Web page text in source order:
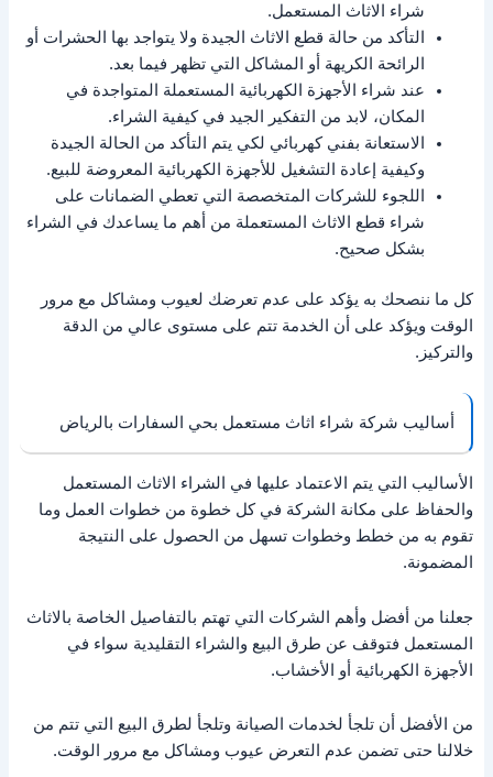
شراء الاثاث المستعمل.
التأكد من حالة قطع الاثاث الجيدة ولا يتواجد بها الحشرات أو
الرائحة الكريهة أو المشاكل التي تظهر فيما بعد.
عند شراء الأجهزة الكهربائية المستعملة المتواجدة في
المكان، لابد من التفكير الجيد في كيفية الشراء.
الاستعانة بفني كهربائي لكي يتم التأكد من الحالة الجيدة
وكيفية إعادة التشغيل للأجهزة الكهربائية المعروضة للبيع.
اللجوء للشركات المتخصصة التي تعطي الضمانات على
شراء قطع الاثاث المستعملة من أهم ما يساعدك في الشراء
بشكل صحيح.
كل ما ننصحك به يؤكد على عدم تعرضك لعيوب ومشاكل مع مرور
الوقت ويؤكد على أن الخدمة تتم على مستوى عالي من الدقة
والتركيز.
أساليب شركة شراء اثاث مستعمل بحي السفارات بالرياض
الأساليب التي يتم الاعتماد عليها في الشراء الاثاث المستعمل
والحفاظ على مكانة الشركة في كل خطوة من خطوات العمل وما
تقوم به من خطط وخطوات تسهل من الحصول على النتيجة
المضمونة.
جعلنا من أفضل وأهم الشركات التي تهتم بالتفاصيل الخاصة بالاثاث
المستعمل فتوقف عن طرق البيع والشراء التقليدية سواء في
الأجهزة الكهربائية أو الأخشاب.
من الأفضل أن تلجأ لخدمات الصيانة وتلجأ لطرق البيع التي تتم من
خلالنا حتى تضمن عدم التعرض عيوب ومشاكل مع مرور الوقت.